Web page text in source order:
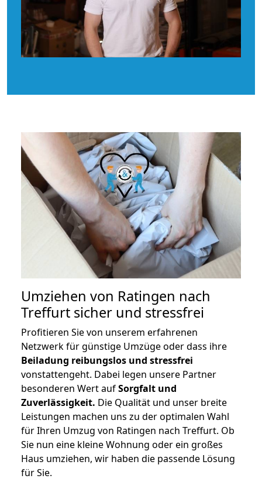
Umziehen von Ratingen nach
Treffurt sicher und stressfrei
Profitieren Sie von unserem erfahrenen
Netzwerk für günstige Umzüge oder dass ihre
Beiladung reibungslos und stressfrei
vonstattengeht. Dabei legen unsere Partner
besonderen Wert aufSorgfalt und
Zuverlässigkeit. Die Qualität und unser breite
Leistungen machen uns zu der optimalen Wahl
für Ihren Umzug von Ratingen nach Treffurt. Ob
Sie nun eine kleine Wohnung oder ein großes
Haus umziehen, wir haben die passende Lösung
für Sie.